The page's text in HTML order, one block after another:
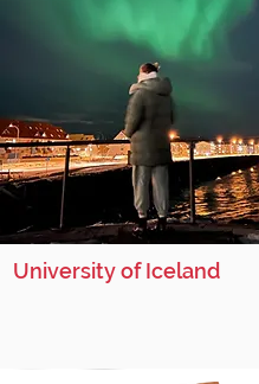
University of Iceland